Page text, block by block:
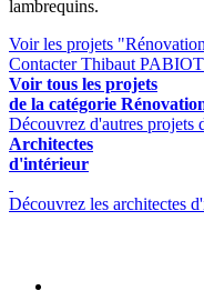
lambrequins.
Voir les projets
Contacter Thibaut PABIOT
Voir tous les projets
de la catégorie
Découvrez d'autres projets
Architectes
d'intérieur
Découvrez les architectes